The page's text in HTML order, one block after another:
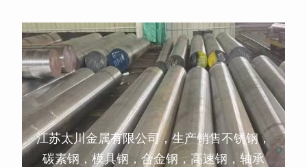
江苏太川金属有限公司，生产销售不锈钢，
碳素钢，模具钢，合金钢，高速钢，轴承